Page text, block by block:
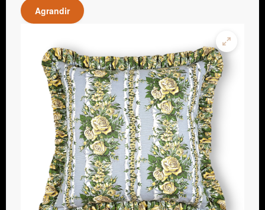
Agrandir